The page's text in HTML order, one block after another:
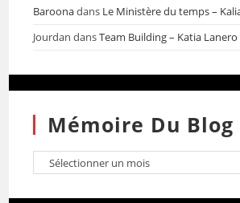
Baroonadans Le Ministère du temps –
Jourdan dansTeam Building – Katia
Mémoire Du Blog